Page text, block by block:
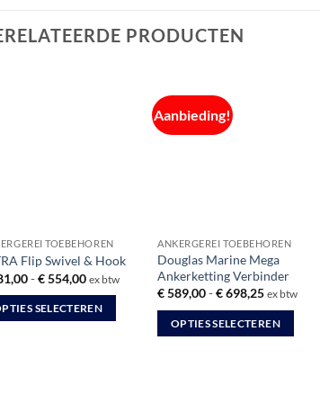
PRODUCTEN
TOEBEHOREN
Flip Swivel & Hook
-€554,00Prijsklasse:
tot
€ 554,00
ex btw
SELECTEREN
Aanbieding!
ANKERGEREI TOEBEHOREN
Douglas Marine Mega
Ankerketting Verbinder
€589,00-€698,25Prijsklasse:
tot
€ 698,25
ex btw
OPTIES SELECTEREN